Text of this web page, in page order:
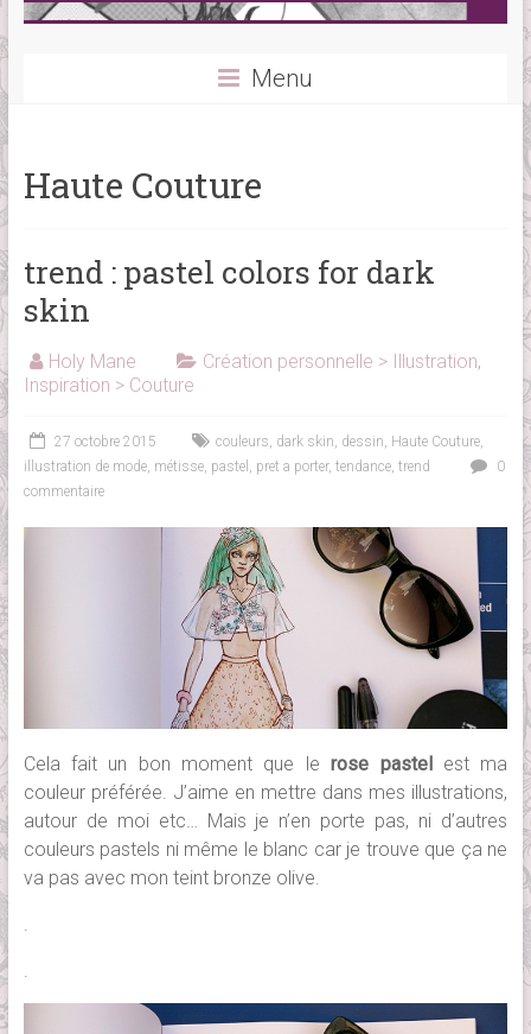
Menu
Haute Couture
trend : pastel colors for dark
skin
Holy Mane Création personnelle > Illustration,
Inspiration > Couture
27 octobre 2015 couleurs, dark skin, dessin, Haute Couture,
illustration de mode, métisse, pastel , pret a porter, tendance, trend
0
commentaire
Cela fait un bon moment que lerose pastel
est ma
couleur préférée. J’aime en mettre dans mes illustrations,
autour de moi etc… Mais je n’en porte pas, ni d’autres
couleurs pastels ni même le blanc car je trouve que ça ne
va pas avec mon teint bronze olive.
.
.